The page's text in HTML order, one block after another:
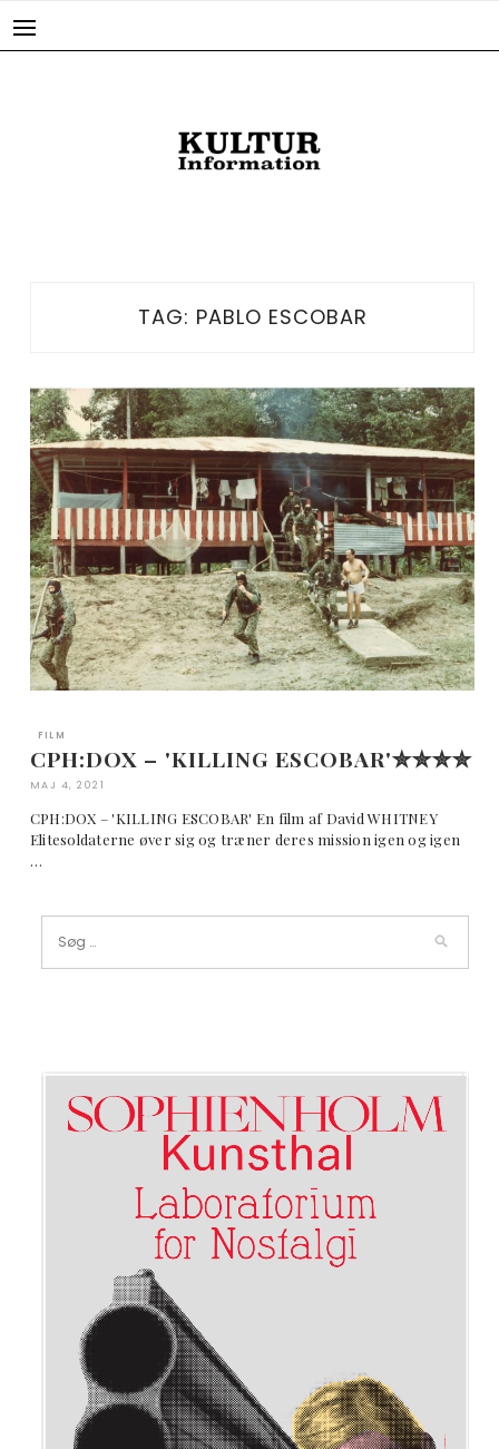
TAG: PABLO ESCOBAR
FILM
CPH:DOX – 'KILLING ESCOBAR'✮✮✮✮
MAJ 4, 2021
CPH:DOX – 'KILLING ESCOBAR' En film af David WHITNEY
Elitesoldaterne øver sig og træner deres mission igen og igen
…